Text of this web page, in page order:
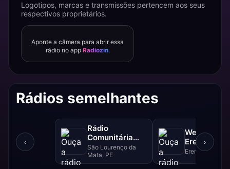
Logotipos, marcas e transmissões pertencem aos seus
respectivos proprietários.
Aponte a câmera para abrir essa
rádio no app Radiozin.
Rádios semelhantes
‹
Rádio
Comunitária
Matriz da Luz
São Lourenço da
Mata, PE
Web Rádio
Ereré
Ereré, CE
›